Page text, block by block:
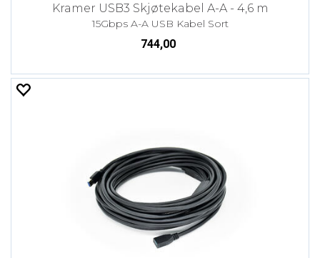
Kramer USB3 Skjøtekabel A-A - 4,6 m
15Gbps A-A USB Kabel Sort
744,00